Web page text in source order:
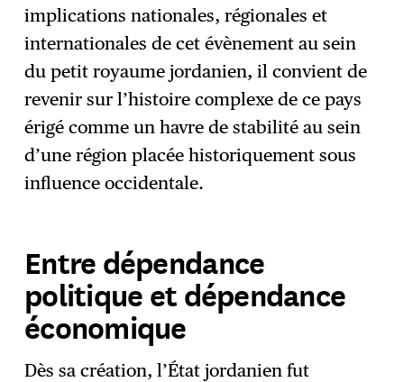
implications nationales, régionales et
internationales de cet évènement au sein
du petit royaume jordanien, il convient de
revenir sur l’histoire complexe de ce pays
érigé comme un havre de stabilité au sein
d’une région placée historiquement sous
influence occidentale.
Entre dépendance
politique et dépendance
économique
Dès sa création, l’État jordanien fut